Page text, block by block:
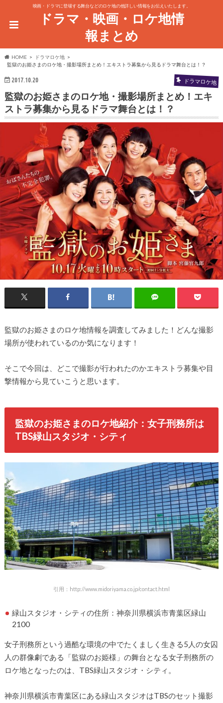
映画・ドラマに登場する舞台などのロケ地の他詳しい情報をお伝えいたします。
ドラマ・映画・ロケ地情
報まとめ
HOME
ドラマロケ地
監獄のお姫さまのロケ地・撮影場所まとめ！エキストラ募集から見るドラマ舞台とは！？
2017.10.20 ドラマロケ地
監獄のお姫さまのロケ地・撮影場所まとめ！エキ
ストラ募集から見るドラマ舞台とは！？
監獄のお姫さまのロケ地情報を調査してみました！どんな撮影
場所が使われているのか気になります！
そこで今回は、どこで撮影が行われたのかエキストラ募集や目
撃情報から見ていこうと思います。
監獄のお姫さまのロケ地紹介：女子刑務所は
TBS緑山スタジオ・シティ
引用：http://www.midoriyama.co.jp/contact.html
緑山スタジオ・シティの住所：神奈川県横浜市青葉区緑山
2100
女子刑務所という過酷な環境の中でたくましく生きる5人の女囚
人の群像劇である「監獄のお姫様」の舞台となる女子刑務所の
ロケ地となったのは、TBS緑山スタジオ・シティ。
神奈川県横浜市青葉区にある緑山スタジオはTBSのセット撮影